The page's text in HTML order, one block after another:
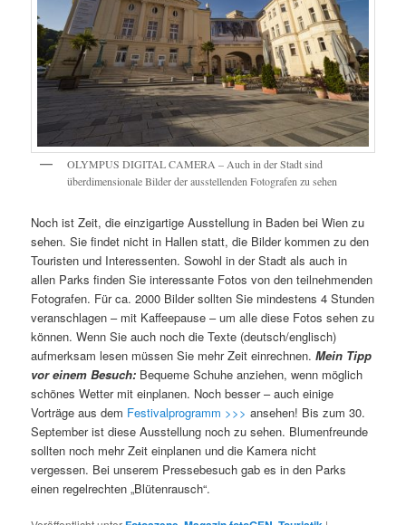
OLYMPUS DIGITAL CAMERA – Auch in der Stadt sind
überdimensionale Bilder der ausstellenden Fotografen zu sehen
Noch ist Zeit, die einzigartige Ausstellung in Baden bei Wien zu
sehen. Sie findet nicht in Hallen statt, die Bilder kommen zu den
Touristen und Interessenten. Sowohl in der Stadt als auch in
allen Parks finden Sie interessante Fotos von den teilnehmenden
Fotografen. Für ca. 2000 Bilder sollten Sie mindestens 4 Stunden
veranschlagen – mit Kaffeepause – um alle diese Fotos sehen zu
können. Wenn Sie auch noch die Texte (deutsch/englisch)
aufmerksam lesen müssen Sie mehr Zeit einrechnen.Mein Tipp
vor einem Besuch: Bequeme Schuhe anziehen, wenn möglich
schönes Wetter mit einplanen. Noch besser – auch einige
Vorträge aus dem Festivalprogramm >>> ansehen! Bis zum 30.
September ist diese Ausstellung noch zu sehen. Blumenfreunde
sollten noch mehr Zeit einplanen und die Kamera nicht
vergessen. Bei unserem Pressebesuch gab es in den Parks
einen regelrechten „Blütenrausch“.